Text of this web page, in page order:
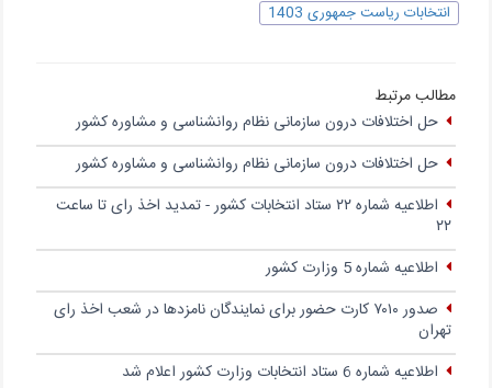
انتخابات ریاست جمهوری 1403
مطالب مرتبط
حل اختلافات درون سازمانی نظام روانشناسی و مشاوره کشور
حل اختلافات درون سازمانی نظام روانشناسی و مشاوره کشور
اطلاعیه شماره ۲۲ ستاد انتخابات کشور - تمدید اخذ رای تا ساعت
۲۲
اطلاعیه شماره 5 وزارت کشور
صدور ۷۰۱۰ کارت حضور برای نمایندگان نامزدها در شعب اخذ رای
تهران
اطلاعیه شماره 6 ستاد انتخابات وزارت کشور اعلام شد